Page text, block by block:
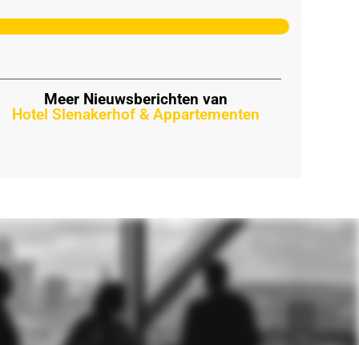
Meer Nieuwsberichten van
Hotel Slenakerhof & Appartementen